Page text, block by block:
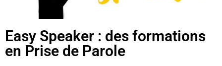
Easy Speaker : des formations
en Prise de Parole